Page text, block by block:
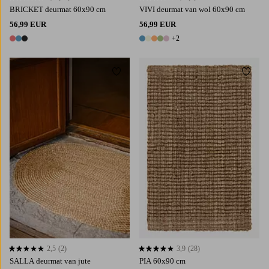
BRICKET deurmat 60x90 cm
56,99 EUR
3 kleuren
VIVI deurmat van wol 60x90 cm
56,99 EUR
7 kleuren
+2
SALLA deurmat van jute
2,5 op basis van 2 beoordelingen
2,5 (2)
Toevoegen aan favorieten
PIA 60x90 cm
3,9 op basis van 28 beoordelingen
3,9 (28)